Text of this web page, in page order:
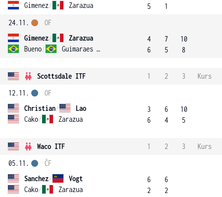
Gimenez/ Zarazua
5
1
24.11.
Gimenez/
Zarazua
Bueno/ Guimaraes Bueno
OF
4
6
7
5
10
8
Scottsdale ITF 1 2 3
Kurs
12.11.
Christian/
Lao
Cako/ Zarazua
OF
3
6
6
4
10
5
Waco ITF 1 2 3
Kurs
05.11.
Sanchez/
Vogt
Cako/ Zarazua
ČF
6
2
6
2